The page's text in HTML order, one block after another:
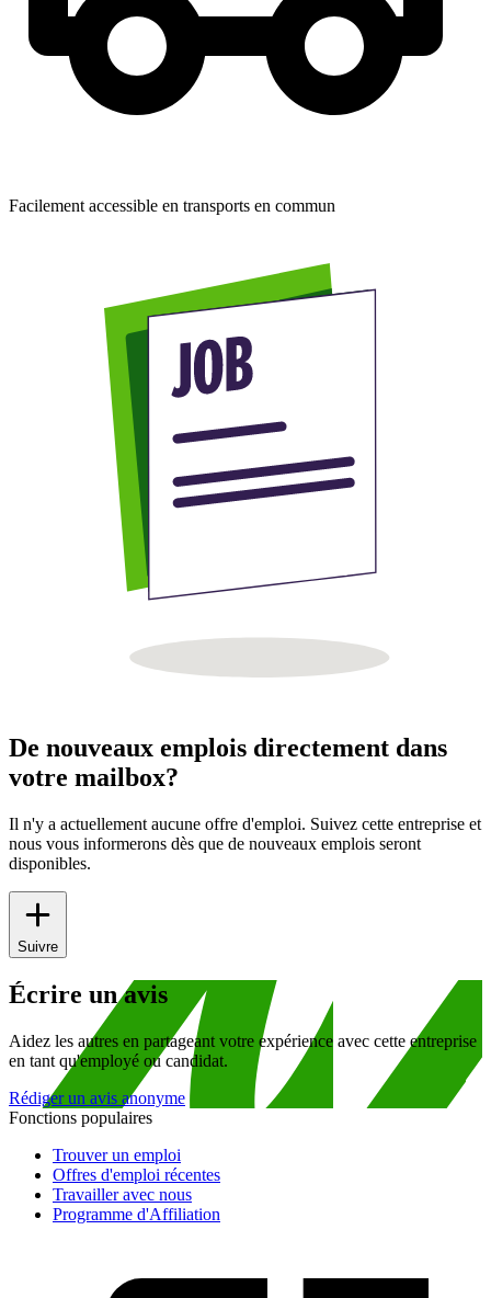
Facilement accessible en transports en commun
De nouveaux emplois directement dans
votre mailbox?
Il n'y a actuellement aucune offre d'emploi. Suivez cette entreprise et
nous vous informerons dès que de nouveaux emplois seront
disponibles.
Suivre
Écrire un avis
Aidez les autres en partageant votre expérience avec cette entreprise
en tant qu'employé ou candidat.
Rédiger un avis anonyme
Fonctions populaires
Trouver un emploi
Offres d'emploi récentes
Travailler avec nous
Programme d'Affiliation